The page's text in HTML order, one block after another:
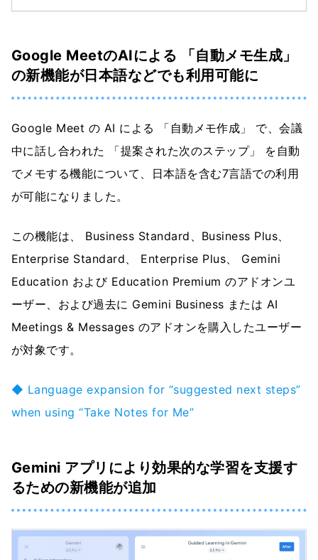
Google MeetのAIによる 「自動メモ生成」
の新機能が日本語などでも利用可能に
Google Meet の AI による 「自動メモ作成」 で、会議
中に話し合われた 「提案された次のステップ」 を自動
でメモする機能について、日本語を含む7言語での利用
が可能になりました。
この機能は、 Business Standard、Business Plus、
Enterprise Standard、 Enterprise Plus、 Gemini
Education および Education Premium のアドオンユ
ーザー、および過去に Gemini Business または AI
Meetings & Messages のアドオンを購入したユーザー
が対象です。
◆ Language expansion for “suggested next steps”
when using “Take Notes for Me”
Gemini アプリにより効果的な学習を支援す
るための新機能が追加